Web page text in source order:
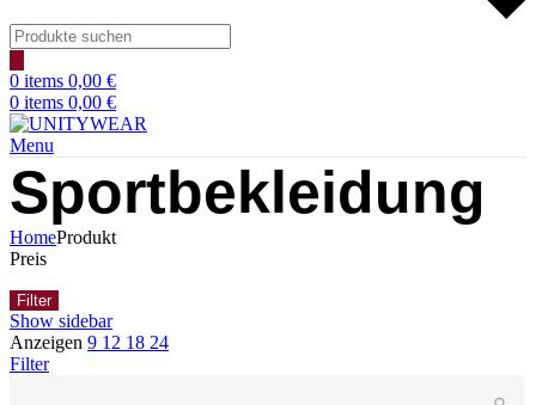
Products
search
0 items 0,00 €
0 items 0,00 €
Menu
Sportbekleidung
HomeProdukt
Preis
Filter
Show sidebar
Anzeigen 9 12 18 24
Filter